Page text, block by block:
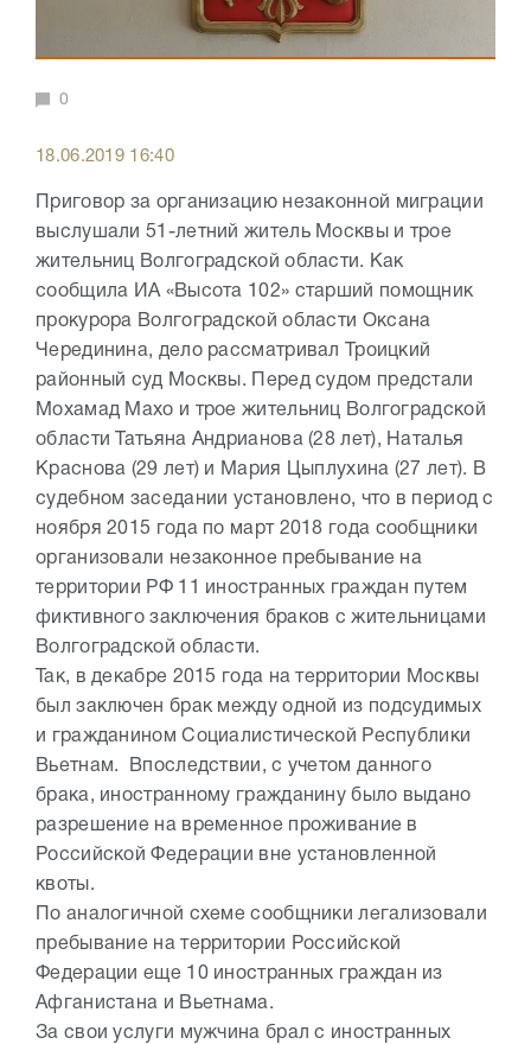
0
18.06.2019 16:40
Приговор за организацию незаконной миграции
выслушали 51-летний житель Москвы и трое
жительниц Волгоградской области. Как
сообщила ИА «Высота 102» старший помощник
прокурора Волгоградской области Оксана
Черединина, дело рассматривал Троицкий
районный суд Москвы. Перед судом предстали
Мохамад Махо и трое жительниц Волгоградской
области Татьяна Андрианова (28 лет), Наталья
Краснова (29 лет) и Мария Цыплухина (27 лет). В
судебном заседании установлено, что в период с
ноября 2015 года по март 2018 года сообщники
организовали незаконное пребывание на
территории РФ 11 иностранных граждан путем
фиктивного заключения браков с жительницами
Волгоградской области.
Так, в декабре 2015 года на территории Москвы
был заключен брак между одной из подсудимых
и гражданином Социалистической Республики
Вьетнам. Впоследствии, с учетом данного
брака, иностранному гражданину было выдано
разрешение на временное проживание в
Российской Федерации вне установленной
квоты.
По аналогичной схеме сообщники легализовали
пребывание на территории Российской
Федерации еще 10 иностранных граждан из
Афганистана и Вьетнама.
За свои услуги мужчина брал с иностранных